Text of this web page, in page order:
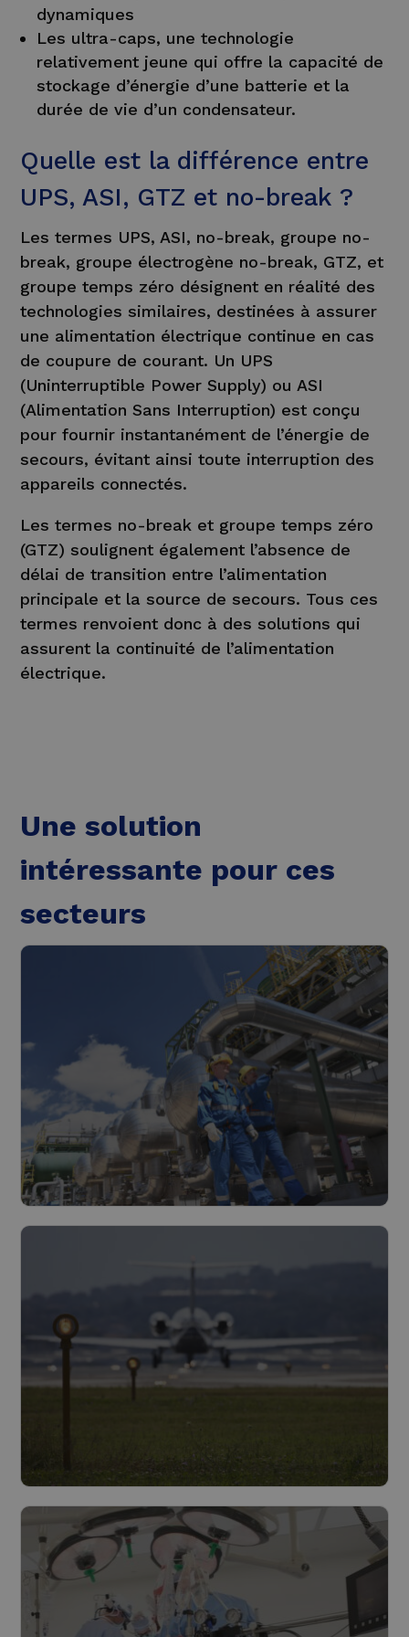
dynamiques
Les ultra-caps, une technologie
relativement jeune qui offre la capacité de
stockage d’énergie d’une batterie et la
durée de vie d’un condensateur.
Quelle est la différence entre
UPS, ASI, GTZ et no-break ?
Les termes UPS, ASI, no-break, groupe no-
break, groupe électrogène no-break, GTZ, et
groupe temps zéro désignent en réalité des
technologies similaires, destinées à assurer
une alimentation électrique continue en cas
de coupure de courant. Un UPS
(Uninterruptible Power Supply) ou ASI
(Alimentation Sans Interruption) est conçu
pour fournir instantanément de l’énergie de
secours, évitant ainsi toute interruption des
appareils connectés.
Les termes no-break et groupe temps zéro
(GTZ) soulignent également l’absence de
délai de transition entre l’alimentation
principale et la source de secours. Tous ces
termes renvoient donc à des solutions qui
assurent la continuité de l’alimentation
électrique.
Une solution
intéressante pour ces
secteurs
Industrie
Infrastructure
Lire plus